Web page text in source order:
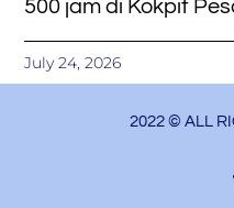
500 jam di Kokpit
July 24, 2026
2022 © ALL